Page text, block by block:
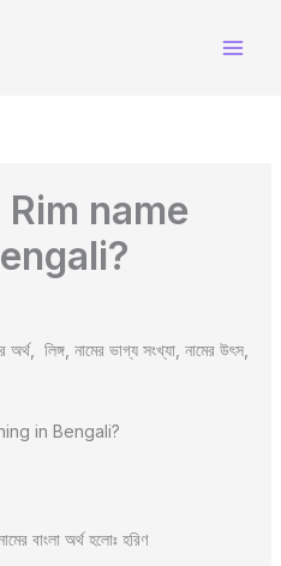
Rim name
লিঙ্গ, নামের ভাগ্য সংখ্যা, নামের উৎস,
in Bengali?
বাংলা অর্থ হলোঃ হরিণ